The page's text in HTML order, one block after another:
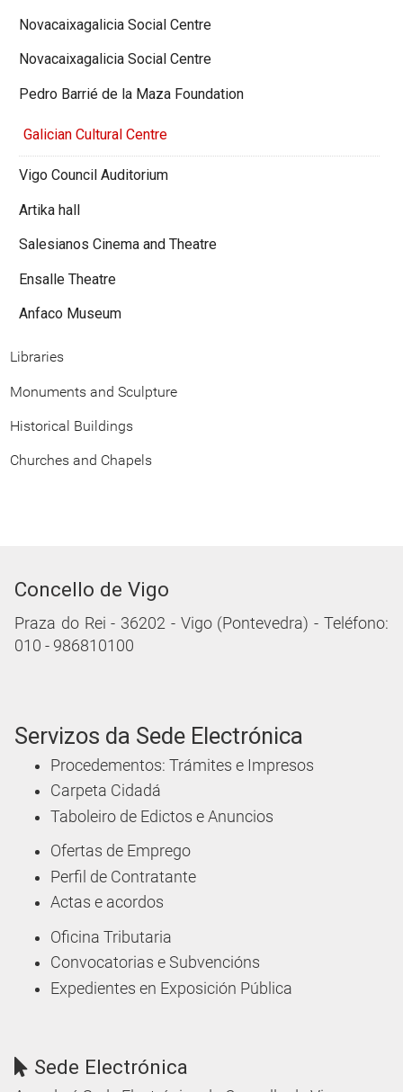
Novacaixagalicia Social Centre
Novacaixagalicia Social Centre
Pedro Barrié de la Maza Foundation
Galician Cultural Centre
Vigo Council Auditorium
Artika hall
Salesianos Cinema and Theatre
Ensalle Theatre
Anfaco Museum
Libraries
Monuments and Sculpture
Historical Buildings
Churches and Chapels
Concello de Vigo
Praza do Rei - 36202 - Vigo (Pontevedra) - Teléfono:
010 - 986810100
Servizos da Sede Electrónica
Procedementos: Trámites e Impresos
Carpeta Cidadá
Taboleiro de Edictos e Anuncios
Ofertas de Emprego
Perfil de Contratante
Actas e acordos
Oficina Tributaria
Convocatorias e Subvencións
Expedientes en Exposición Pública
Sede Electrónica